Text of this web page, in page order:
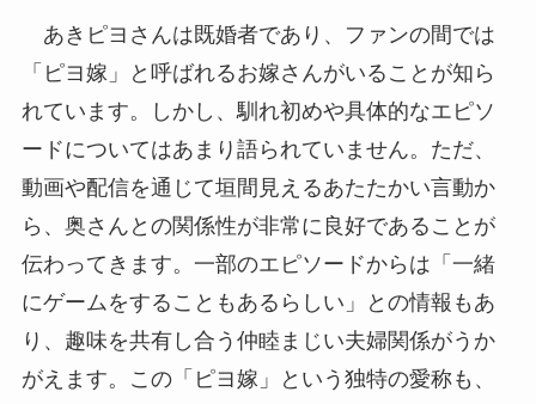
あきピヨさんは既婚者であり、ファンの間では
「ピヨ嫁」と呼ばれるお嫁さんがいることが知ら
れています。しかし、馴れ初めや具体的なエピソ
ードについてはあまり語られていません。ただ、
動画や配信を通じて垣間見えるあたたかい言動か
ら、奥さんとの関係性が非常に良好であることが
伝わってきます。一部のエピソードからは「一緒
にゲームをすることもあるらしい」との情報もあ
り、趣味を共有し合う仲睦まじい夫婦関係がうか
がえます。この「ピヨ嫁」という独特の愛称も、